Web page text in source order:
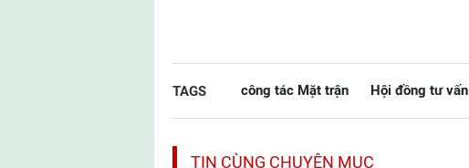
TAGS công tác Mặt trận Hội đồng tư vấn
TIN CÙNG CHUYÊN MỤC